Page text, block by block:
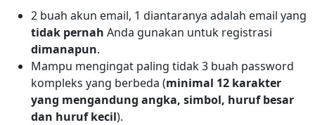
2 buah akun email, 1 diantaranya adalah email yang
tidak pernah Anda gunakan untuk registrasi
dimanapun.
Mampu mengingat paling tidak 3 buah password
kompleks yang berbeda (minimal 12 karakter
yang mengandung angka, simbol, huruf besar
dan huruf kecil).